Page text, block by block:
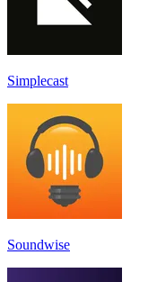
Simplecast
Soundwise